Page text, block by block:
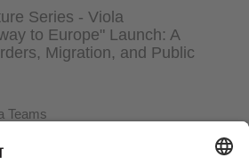
Series - Viola
to Europe" Launch: A
Migration, and Public
Teams